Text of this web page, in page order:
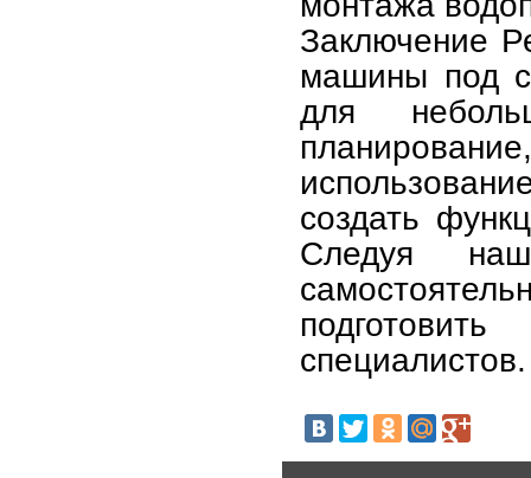
Заключение
машины под
для
создать
Следуя
специалистов.